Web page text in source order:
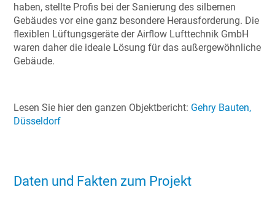
haben, stellte Profis bei der Sanierung des silbernen
Gebäudes vor eine ganz besondere Herausforderung. Die
flexiblen Lüftungsgeräte der Airflow Lufttechnik GmbH
waren daher die ideale Lösung für das außergewöhnliche
Gebäude.
Lesen Sie hier den ganzen Objektbericht: Gehry Bauten,
Düsseldorf
Daten und Fakten zum Projekt